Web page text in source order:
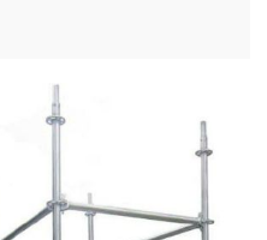
MUCHAS PARTES